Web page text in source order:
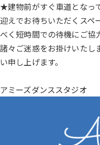
★建物前がすぐ車道となっ
迎えでお待ちいただくスペ
べく短時間での待機にご協
諸々ご迷惑をお掛けいたし
い申し上げます。
アミーズダンススタジオ